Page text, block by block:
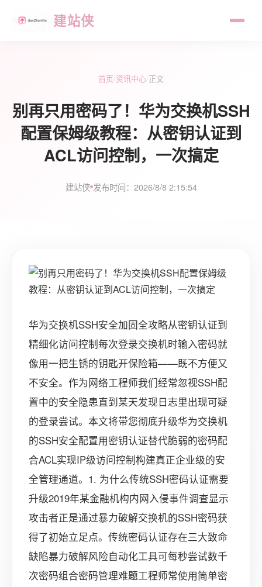
建站侠
首页/资讯中心/正文
别再只用密码了！华为交换机SSH
配置保姆级教程：从密钥认证到
ACL访问控制，一次搞定
建站侠 发布时间：2026/8/8 2:15:54
华为交换机SSH安全加固全攻略从密钥认证到
精细化访问控制每次登录交换机时输入密码就
像用一把生锈的钥匙开保险箱——既不方便又
不安全。作为网络工程师我们经常忽视SSH配
置中的安全隐患直到某天发现日志里出现可疑
的登录尝试。本文将带您彻底升级华为交换机
的SSH安全配置用密钥认证替代脆弱的密码配
合ACL实现IP级访问控制构建真正企业级的安
全管理通道。1. 为什么传统SSH密码认证需要
升级2019年某金融机构内网入侵事件调查显示
攻击者正是通过暴力破解交换机的SSH密码获
得了初始立足点。传统密码认证存在三大致命
缺陷暴力破解风险自动化工具可每秒尝试数千
次密码组合密码管理难题工程师常使用简单密